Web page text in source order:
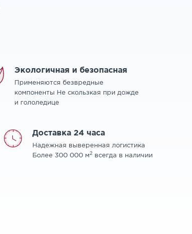
Экологичная и безопасная
Применяются безвредные
компоненты Не скользкая при дожде
и гололедице
Доставка 24 часа
Надежная выверенная логистика
Более 300 000 м2всегда в наличии